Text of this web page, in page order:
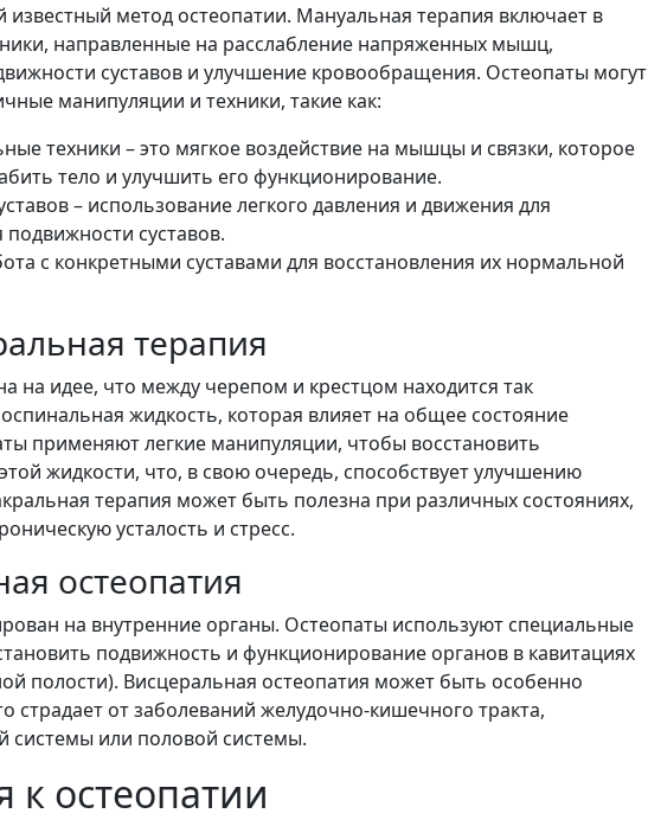
метод остеопатии. Мануальная терапия включает в
направленные на расслабление напряженных мышц,
суставов и улучшение кровообращения. Остеопаты могут
манипуляции и техники, такие как:
техники – это мягкое воздействие на мышцы и связки, которое
тело и улучшить его функционирование.
– использование легкого давления и движения для
подвижности суставов.
с конкретными суставами для восстановления их нормальной
терапия
на идее, что между черепом и крестцом находится так
жидкость, которая влияет на общее состояние
применяют легкие манипуляции, чтобы восстановить
жидкости, что, в свою очередь, способствует улучшению
терапия может быть полезна при различных состояниях,
усталость и стресс.
остеопатия
на внутренние органы. Остеопаты используют специальные
подвижность и функционирование органов в кавитациях
полости). Висцеральная остеопатия может быть особенно
страдает от заболеваний желудочно-кишечного тракта,
системы или половой системы.
к остеопатии